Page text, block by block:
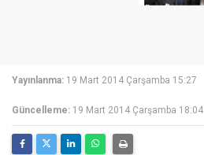
Yayınlanma: 19 Mart 2014 Çarşamba 15:27
Güncelleme: 19 Mart 2014 Çarşamba 18:04